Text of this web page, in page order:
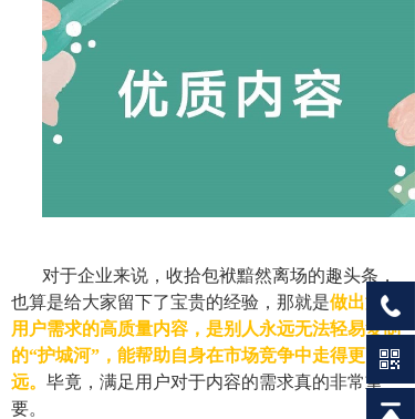
对于企业来说，收拾包袱黯然离场的趣头条，
也算是给大家留下了宝贵的经验，那就是做出满足
用户需求的高质量内容，是别人永远无法轻易复制
的“护城河”，能帮助自身在市场竞争中走得更高更
远。 毕竟，满足用户对于内容的需求真的非常重
要。